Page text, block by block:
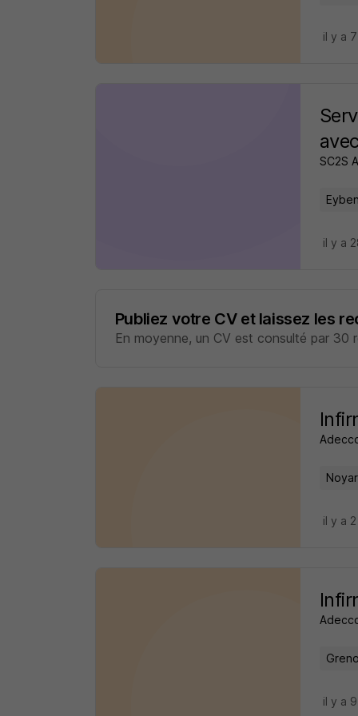
il y a
SC2S
il y a
Publiez votre CV et laissez les
En moyenne, un CV est consulté par 30
il y a
il y a